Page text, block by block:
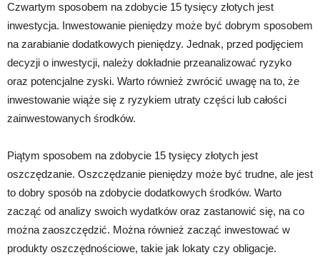
Czwartym sposobem na zdobycie 15 tysięcy złotych jest
inwestycja. Inwestowanie pieniędzy może być dobrym sposobem
na zarabianie dodatkowych pieniędzy. Jednak, przed podjęciem
decyzji o inwestycji, należy dokładnie przeanalizować ryzyko
oraz potencjalne zyski. Warto również zwrócić uwagę na to, że
inwestowanie wiąże się z ryzykiem utraty części lub całości
zainwestowanych środków.
Piątym sposobem na zdobycie 15 tysięcy złotych jest
oszczędzanie. Oszczędzanie pieniędzy może być trudne, ale jest
to dobry sposób na zdobycie dodatkowych środków. Warto
zacząć od analizy swoich wydatków oraz zastanowić się, na co
można zaoszczędzić. Można również zacząć inwestować w
produkty oszczędnościowe, takie jak lokaty czy obligacje.